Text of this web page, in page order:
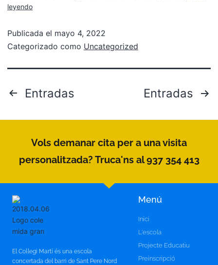
leyendo
Publicada el mayo 4, 2022
Categorizado como Uncategorized
Entradas Entradas
Vols demanar cita per a una visita
personalitzada? Truca'ns al 937 354 413
El Col·legi Martí és una escola
concertada del barri de Sant Pere Nord
Menú
Inici
L'escola
Projecte Educatiu
Preinscripció